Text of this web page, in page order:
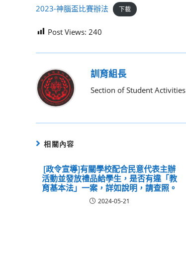
2023-神腦盃比賽辦法 下載
Post Views: 240
訓育組長
Section of Student Activities
相關內容
[政令宣導]有關學校配合民意代表主辦
活動並發放禮品給學生，是否有違「教
育基本法」一案，詳如說明，請查照。
2024-05-21